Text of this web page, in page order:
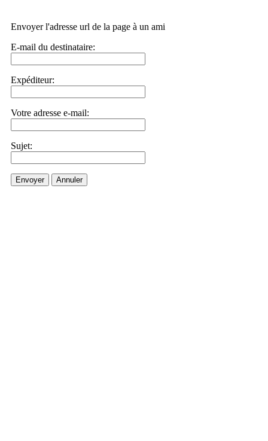
Envoyer l'adresse url de la page à un ami
E-mail du destinataire:
Expéditeur:
Votre adresse e-mail:
Sujet:
Envoyer Annuler